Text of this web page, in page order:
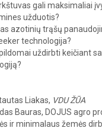
gali maksimaliai
užduotis?
azotinių trąšų
technologija?
uždirbti keičiant
Liakas, VDU ŽŪA
Bauras, DOJUS agro
ir minimalaus žemės